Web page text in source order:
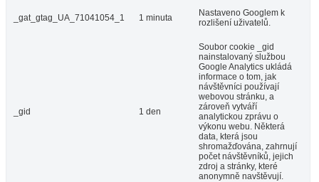
_gat_gtag_UA_71041054_1 1 minuta
Nastaveno Googlem k
rozlišení uživatelů.
_gid 1 den
Soubor cookie _gid
nainstalovaný službou
Google Analytics ukládá
informace o tom, jak
návštěvníci používají
webovou stránku, a
zároveň vytváří
analytickou zprávu o
výkonu webu. Některá
data, která jsou
shromažďována, zahrnují
počet návštěvníků, jejich
zdroj a stránky, které
anonymně navštěvují.